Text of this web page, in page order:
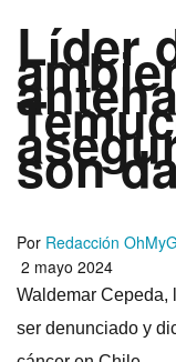
Líder
son
Por Redacción
2 mayo 2024
Waldemar Cepeda,
ser denunciado y